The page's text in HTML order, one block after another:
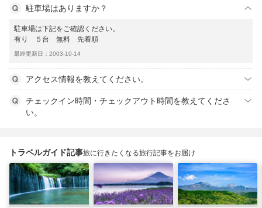
駐車場はありますか？
駐車場は下記をご確認ください。
有り ５台 無料 先着順
最終更新日：2003-10-14
アクセス情報を教えてください。
チェックイン時間・チェックアウト時間を教えてくださ
い。
トラベルガイド記事旅に行きたくなる旅行記事をお届け